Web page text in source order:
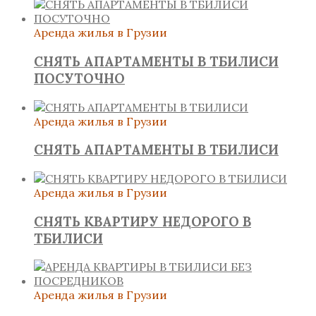
Аренда жилья в Грузии
СНЯТЬ АПАРТАМЕНТЫ В ТБИЛИСИ
ПОСУТОЧНО
Аренда жилья в Грузии
СНЯТЬ АПАРТАМЕНТЫ В ТБИЛИСИ
Аренда жилья в Грузии
СНЯТЬ КВАРТИРУ НЕДОРОГО В
ТБИЛИСИ
Аренда жилья в Грузии